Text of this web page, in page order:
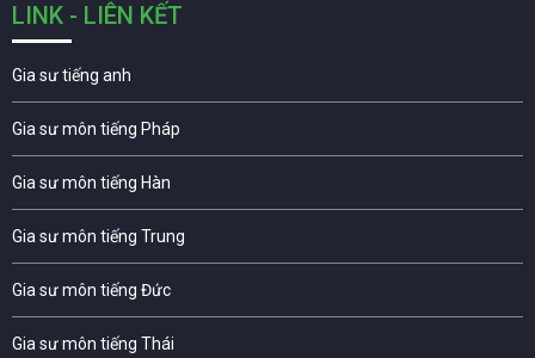
LINK - LIÊN KẾT
Gia sư tiếng anh
Gia sư môn tiếng Pháp
Gia sư môn tiếng Hàn
Gia sư môn tiếng Trung
Gia sư môn tiếng Đức
Gia sư môn tiếng Thái